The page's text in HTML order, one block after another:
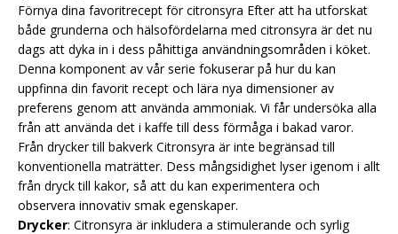
Förnya dina favoritrecept för citronsyra Efter att ha utforskat
både grunderna och hälsofördelarna med citronsyra är det nu
dags att dyka in i dess påhittiga användningsområden i köket.
Denna komponent av vår serie fokuserar på hur du kan
uppfinna din favorit recept och lära nya dimensioner av
preferens genom att använda ammoniak. Vi får undersöka alla
från att använda det i kaffe till dess förmåga i bakad varor.
Från drycker till bakverk Citronsyra är inte begränsad till
konventionella maträtter. Dess mångsidighet lyser igenom i allt
från dryck till kakor, så att du kan experimentera och
observera innovativ smak egenskaper.
Drycker: Citronsyra är inkludera a stimulerande och syrlig